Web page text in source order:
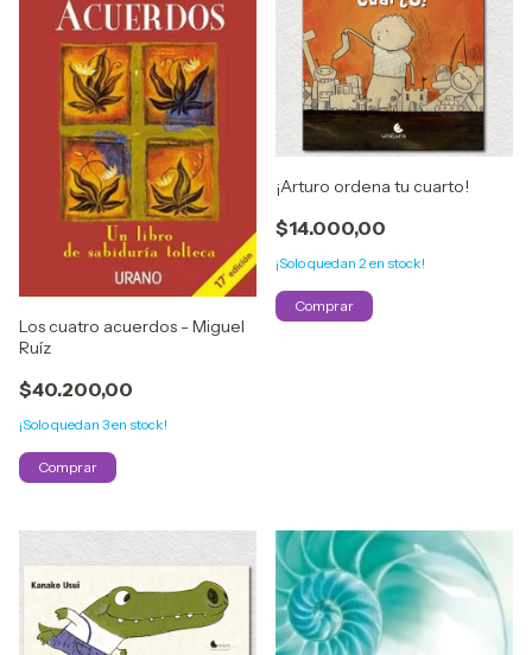
Los cuatro acuerdos - Miguel
Ruíz
$40.200,00
¡Solo quedan 3en stock!
¡Arturo ordena tu cuarto!
$14.000,00
¡Solo quedan 2 en stock!